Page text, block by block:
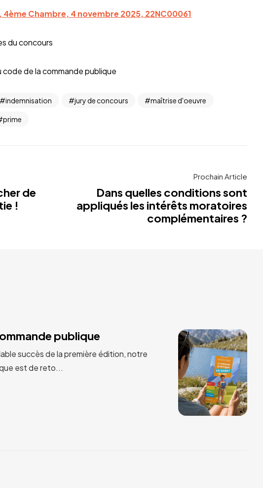
Chambre, 4 novembre 2025, 22NC00061
du concours
code de la commande publique
indemnisation jury de concours maîtrise d'oeuvre
prime
de
!
Prochain Article
Dans quelles conditions sont
appliqués les intérêts moratoires
complémentaires ?
publique
succès de la première édition, notre
est de reto...